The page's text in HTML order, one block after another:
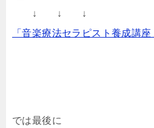
↓ ↓ ↓
「音楽療法セラピスト養成講座
では最後に